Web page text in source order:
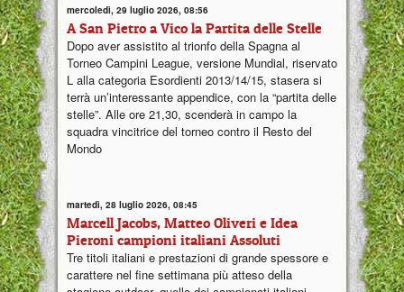
mercoledì, 29 luglio 2026, 08:56
A San Pietro a Vico la Partita delle Stelle
Dopo aver assistito al trionfo della Spagna al
Torneo Campini League, versione Mundial, riservato
L alla categoria Esordienti 2013/14/15, stasera si
terrà un’interessante appendice, con la “partita delle
stelle”. Alle ore 21,30, scenderà in campo la
squadra vincitrice del torneo contro il Resto del
Mondo
martedì, 28 luglio 2026, 08:45
Marcell Jacobs, Matteo Oliveri e Idea
Pieroni campioni italiani Assoluti
Tre titoli italiani e prestazioni di grande spessore e
carattere nel fine settimana più atteso della